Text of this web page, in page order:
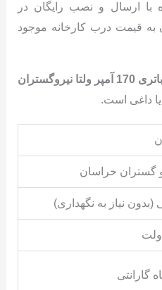
ارسال و نصب رایگان در
گانه تهران به قیمت درب کارخانه موجود
باتری 170 آمپر ولتا نیروگستران
یا داغی است.
گستران خراسان
(بدون نیاز به نگهداری)